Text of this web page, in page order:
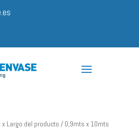
x Largo del producto / 0,9mts x 10mts